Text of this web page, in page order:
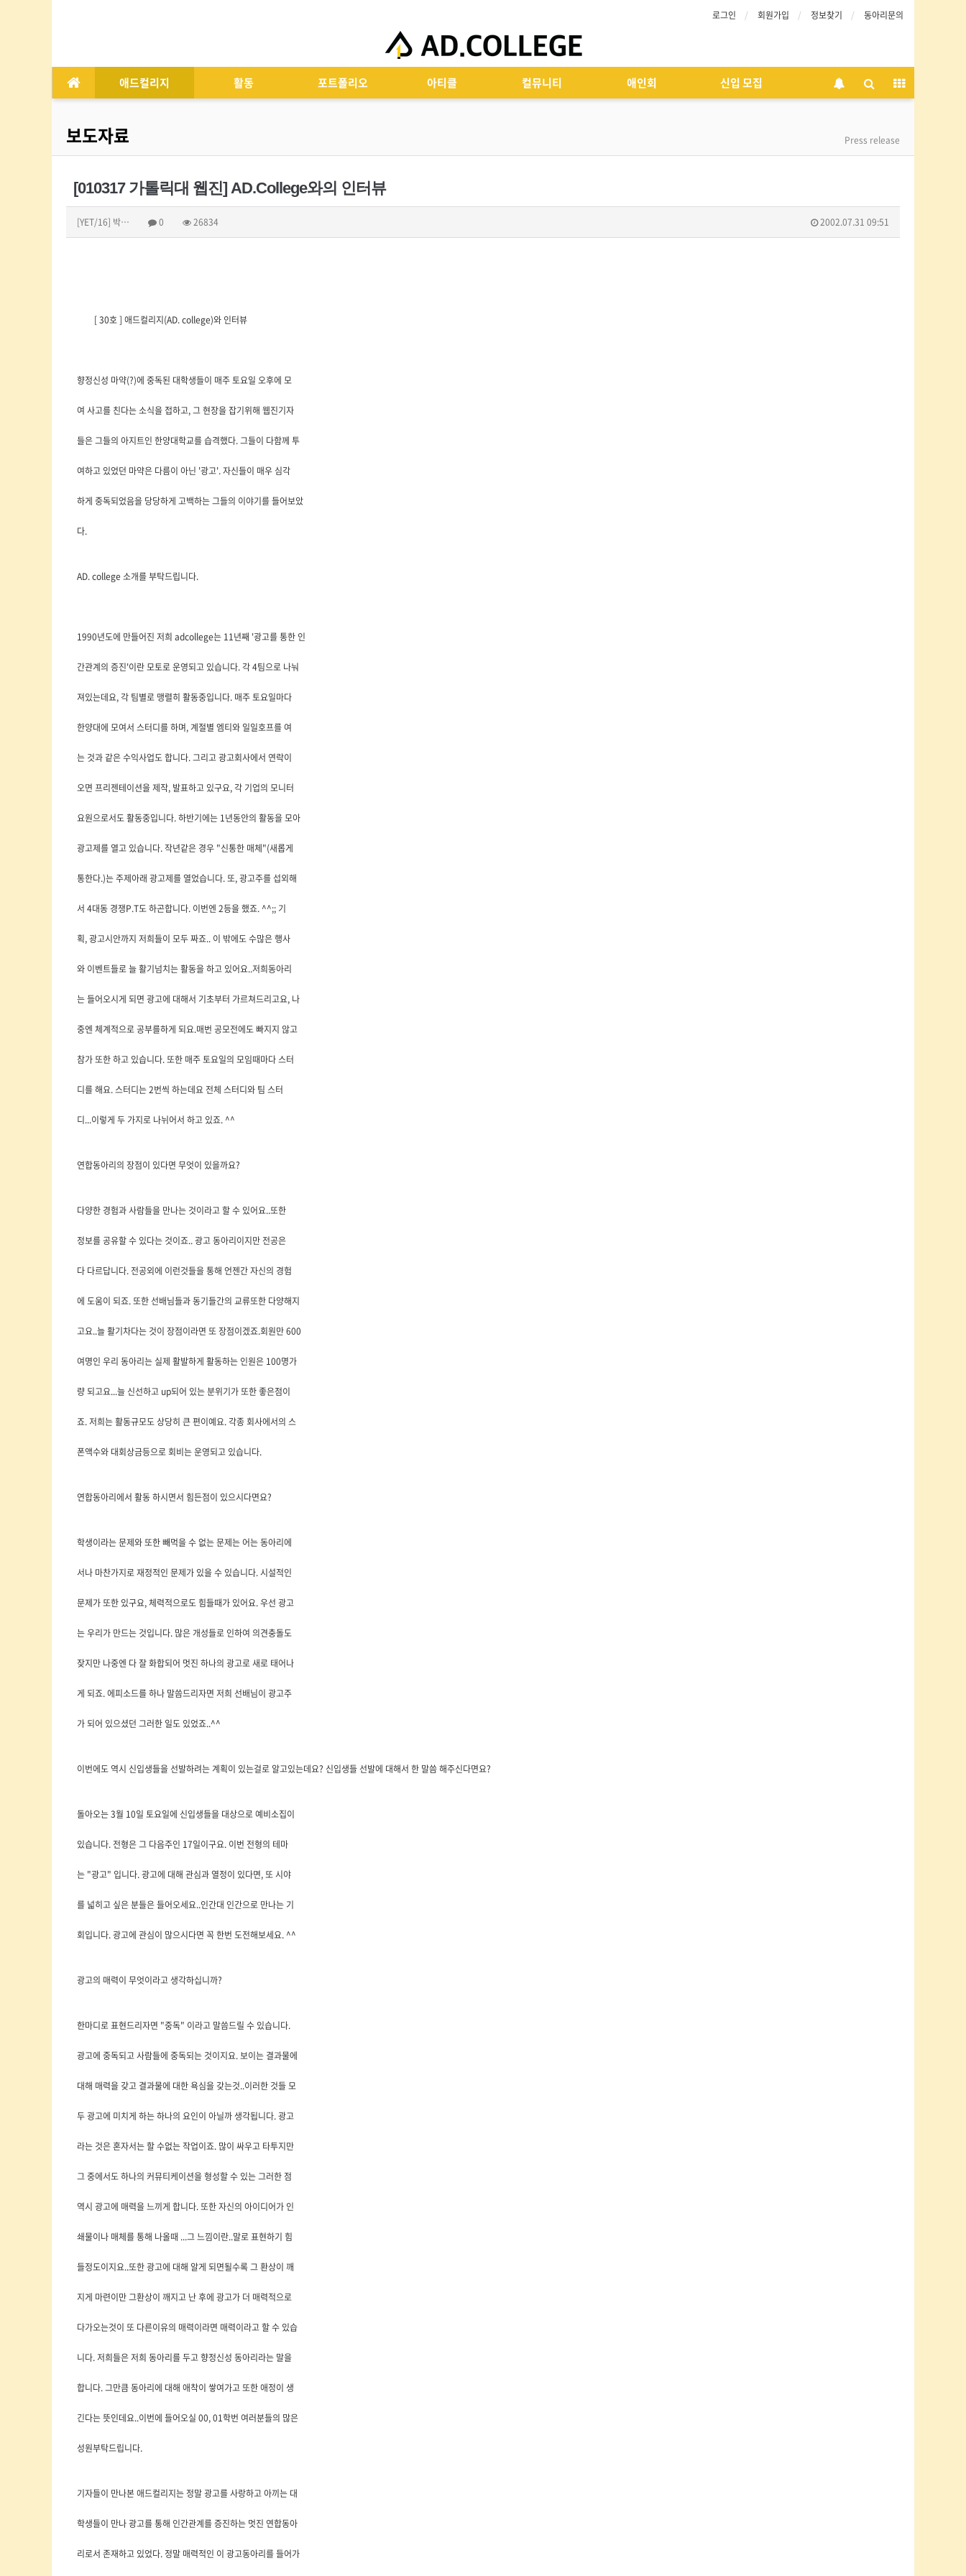
로그인 회원가입 정보찾기 동아리문의
애드컬리지 활동 포트폴리오 아티클 컬뮤니티 애인회 신입 모집
보도자료 Press release
[010317 가톨릭대 웹진] AD.College와의 인터뷰
[YET/16] 박… 0 26834 2002.07.31 09:51
[ 30호 ] 애드컬리지(AD. college)와 인터뷰
향정신성 마약(?)에 중독된 대학생들이 매주 토요일 오후에 모
여 사고를 친다는 소식을 접하고, 그 현장을 잡기위해 웹진기자
들은 그들의 아지트인 한양대학교를 습격했다. 그들이 다함께 투
여하고 있었던 마약은 다름이 아닌 '광고'. 자신들이 매우 심각
하게 중독되었음을 당당하게 고백하는 그들의 이야기를 들어보았
다.
AD. college 소개를 부탁드립니다.
1990년도에 만들어진 저희 adcollege는 11년째 '광고를 통한 인
간관계의 증진'이란 모토로 운영되고 있습니다. 각 4팀으로 나눠
져있는데요, 각 팀별로 맹렬히 활동중입니다. 매주 토요일마다
한양대에 모여서 스터디를 하며, 계절별 엠티와 일일호프를 여
는 것과 같은 수익사업도 합니다. 그리고 광고회사에서 연락이
오면 프리젠테이션을 제작, 발표하고 있구요, 각 기업의 모니터
요원으로서도 활동중입니다. 하반기에는 1년동안의 활동을 모아
광고제를 열고 있습니다. 작년같은 경우 "신통한 매체"(새롭게
통한다.)는 주제아래 광고제를 열었습니다. 또, 광고주를 섭외해
서 4대동 경쟁P.T도 하곤합니다. 이번엔 2등을 했죠. ^^;; 기
획, 광고시안까지 저희들이 모두 짜죠.. 이 밖에도 수많은 행사
와 이벤트들로 늘 활기넘치는 활동을 하고 있어요..저희동아리
는 들어오시게 되면 광고에 대해서 기초부터 가르쳐드리고요, 나
중엔 체계적으로 공부를하게 되요.매번 공모전에도 빠지지 않고
참가 또한 하고 있습니다. 또한 매주 토요일의 모임때마다 스터
디를 해요. 스터디는 2번씩 하는데요 전체 스터디와 팀 스터
디...이렇게 두 가지로 나뉘어서 하고 있죠. ^^
연합동아리의 장점이 있다면 무엇이 있을까요?
다양한 경험과 사람들을 만나는 것이라고 할 수 있어요..또한
정보를 공유할 수 있다는 것이죠.. 광고 동아리이지만 전공은
다 다르답니다. 전공외에 이런것들을 통해 언젠간 자신의 경험
에 도움이 되죠. 또한 선배님들과 동기들간의 교류또한 다양해지
고요..늘 활기차다는 것이 장점이라면 또 장점이겠죠.회원만 600
여명인 우리 동아리는 실제 활발하게 활동하는 인원은 100명가
량 되고요...늘 신선하고 up되어 있는 분위기가 또한 좋은점이
죠. 저희는 활동규모도 상당히 큰 편이예요. 각종 회사에서의 스
폰액수와 대회상금등으로 회비는 운영되고 있습니다.
연합동아리에서 활동 하시면서 힘든점이 있으시다면요?
학생이라는 문제와 또한 빼먹을 수 없는 문제는 어는 동아리에
서나 마찬가지로 재정적인 문제가 있을 수 있습니다. 시설적인
문제가 또한 있구요, 체력적으로도 힘들때가 있어요. 우선 광고
는 우리가 만드는 것입니다. 많은 개성들로 인하여 의견충돌도
잦지만 나중엔 다 잘 화합되어 멋진 하나의 광고로 새로 태어나
게 되죠. 에피소드를 하나 말씀드리자면 저희 선배님이 광고주
가 되어 있으셨던 그러한 일도 있었죠..^^
이번에도 역시 신입생들을 선발하려는 계획이 있는걸로 알고있는데요? 신입생들 선발에 대해서 한 말씀 해주신다면요?
돌아오는 3월 10일 토요일에 신입생들을 대상으로 예비소집이
있습니다. 전형은 그 다음주인 17일이구요. 이번 전형의 테마
는 "광고" 입니다. 광고에 대해 관심과 열정이 있다면, 또 시야
를 넓히고 싶은 분들은 들어오세요..인간대 인간으로 만나는 기
회입니다. 광고에 관심이 많으시다면 꼭 한번 도전해보세요. ^^
광고의 매력이 무엇이라고 생각하십니까?
한마디로 표현드리자면 "중독" 이라고 말씀드릴 수 있습니다.
광고에 중독되고 사람들에 중독되는 것이지요. 보이는 결과물에
대해 매력을 갖고 결과물에 대한 욕심을 갖는것..이러한 것들 모
두 광고에 미치게 하는 하나의 요인이 아닐까 생각됩니다. 광고
라는 것은 혼자서는 할 수없는 작업이죠. 많이 싸우고 타투지만
그 중에서도 하나의 커뮤티케이션을 형성할 수 있는 그러한 점
역시 광고에 매력을 느끼게 합니다. 또한 자신의 아이디어가 인
쇄물이나 매체를 통해 나올때 ...그 느낌이란..말로 표현하기 힘
들정도이지요..또한 광고에 대해 알게 되면될수록 그 환상이 깨
지게 마련이만 그환상이 깨지고 난 후에 광고가 더 매력적으로
다가오는것이 또 다른이유의 매력이라면 매력이라고 할 수 있습
니다. 저희들은 저희 동아리를 두고 향정신성 동아리라는 말을
합니다. 그만큼 동아리에 대해 애착이 쌓여가고 또한 애정이 생
긴다는 뜻인데요..이번에 들어오실 00, 01학번 여러분들의 많은
성원부탁드립니다.
기자들이 만나본 애드컬리지는 정말 광고를 사랑하고 아끼는 대
학생들이 만나 광고를 통해 인간관계를 증진하는 멋진 연합동아
리로서 존재하고 있었다. 정말 매력적인 이 광고동아리를 들어가